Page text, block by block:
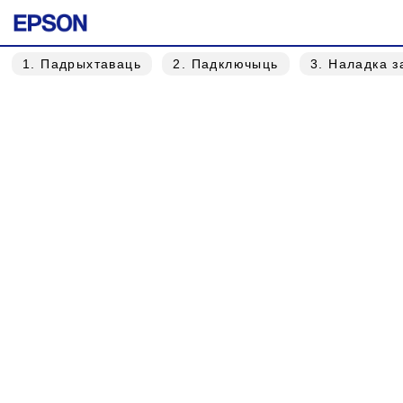
1 . Падрыхтаваць 2 . Падключыць 3 . Наладка